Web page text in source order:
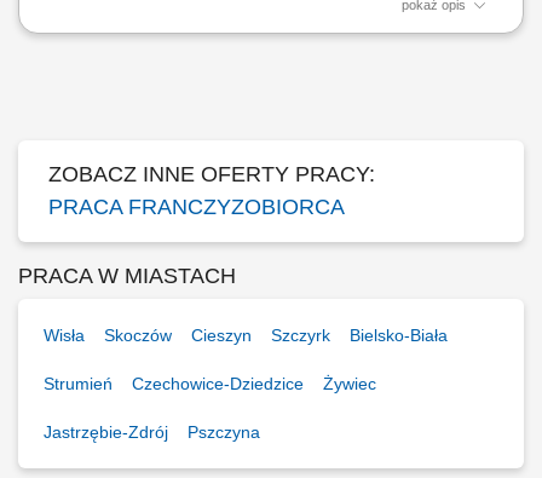
pokaż opis
Zakres działania: rozwijanie własnej działalności w branży marketingu
ZOBACZ INNE OFERTY PRACY:
PRACA FRANCZYZOBIORCA
PRACA W MIASTACH
Wisła Skoczów Cieszyn Szczyrk Bielsko-Biała
Strumień Czechowice-Dziedzice Żywiec
Jastrzębie-Zdrój Pszczyna